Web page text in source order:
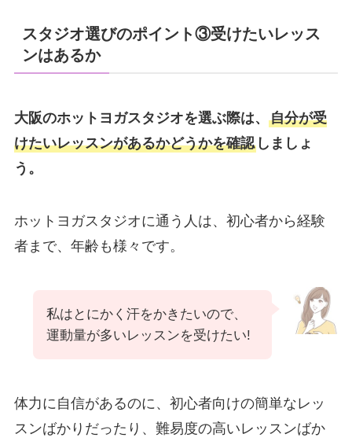
スタジオ選びのポイント③受けたいレッス
ンはあるか
大阪のホットヨガスタジオを選ぶ際は、 自分が受
けたいレッスンがあるかどうかを確認しましょ
う。
ホットヨガスタジオに通う人は、初心者から経験
者まで、年齢も様々です。
私はとにかく汗をかきたいので、
運動量が多いレッスンを受けたい!
体力に自信があるのに、初心者向けの簡単なレッ
スンばかりだったり、難易度の高いレッスンばか